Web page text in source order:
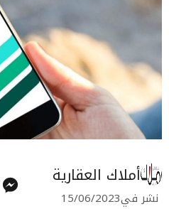
أملاك العقارية
نشر في15/06/2023